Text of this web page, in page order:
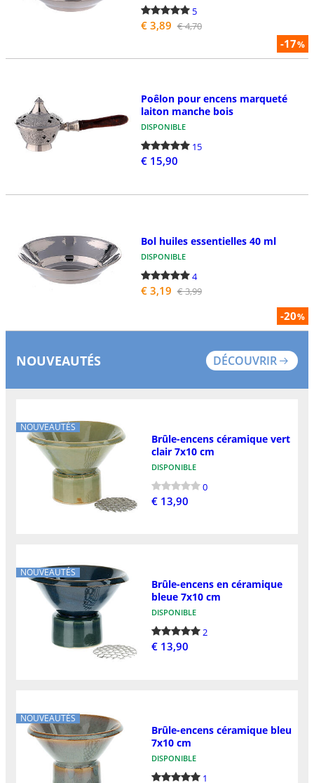
-17%
5
€ 3,89 € 4,70
Poêlon pour encens marqueté
laiton manche bois
DISPONIBLE
15
€ 15,90
-20%
Bol huiles essentielles 40 ml
DISPONIBLE
4
€ 3,19 € 3,99
NOUVEAUTÉS DÉCOUVRIR
NOUVEAUTÉS
Brûle-encens céramique vert
clair 7x10 cm
DISPONIBLE
0
€ 13,90
NOUVEAUTÉS
Brûle-encens en céramique
bleue 7x10 cm
DISPONIBLE
2
€ 13,90
NOUVEAUTÉS
Brûle-encens céramique bleu
7x10 cm
DISPONIBLE
1